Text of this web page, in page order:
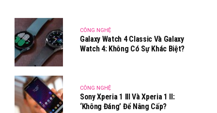
CÔNG NGHỆ
Galaxy Watch 4 Classic Và Galaxy
Watch 4: Không Có Sự Khác Biệt?
CÔNG NGHỆ
Sony Xperia 1 III Và Xperia 1 II:
‘Không Đáng’ Để Nâng Cấp?